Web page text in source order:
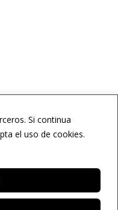
Si continua
el uso de cookies.